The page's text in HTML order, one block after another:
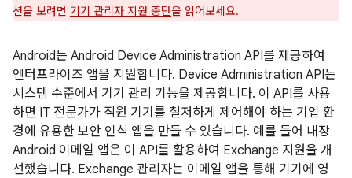
션을 보려면 기기 관리자 지원 중단을 읽어보세요.
Android는 Android Device Administration API를 제공하여
엔터프라이즈 앱을 지원합니다. Device Administration API는
시스템 수준에서 기기 관리 기능을 제공합니다. 이 API를 사용
하면 IT 전문가가 직원 기기를 철저하게 제어해야 하는 기업 환
경에 유용한 보안 인식 앱을 만들 수 있습니다. 예를 들어 내장
Android 이메일 앱은 이 API를 활용하여 Exchange 지원을 개
선했습니다. Exchange 관리자는 이메일 앱을 통해 기기에 영